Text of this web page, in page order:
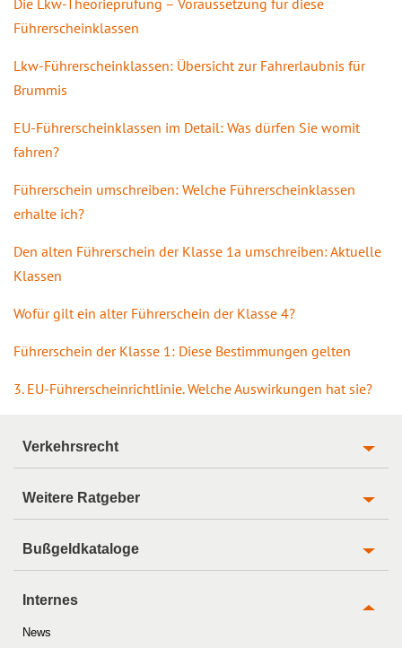
Führerscheinklassen
Lkw-Führerscheinklassen: Übersicht zur Fahrerlaubnis für
Brummis
EU-Führerscheinklassen im Detail: Was dürfen Sie womit
fahren?
Führerschein umschreiben: Welche Führerscheinklassen
erhalte ich?
Den alten Führerschein der Klasse 1a umschreiben: Aktuelle
Klassen
Wofür gilt ein alter Führerschein der Klasse 4?
Führerschein der Klasse 1: Diese Bestimmungen gelten
3. EU-Führerscheinrichtlinie. Welche Auswirkungen hat sie?
Verkehrsrecht
Weitere Ratgeber
Bußgeldkataloge
Internes
News